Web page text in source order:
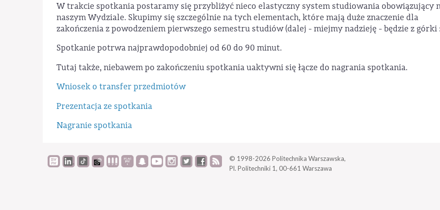
W trakcie spotkania postaramy się przybliżyć nieco elastyczny system studiowania obowiązujący
naszym Wydziale. Skupimy się szczególnie na tych elementach, które mają duże znaczenie dla
zakończenia z powodzeniem pierwszego semestru studiów (dalej - miejmy nadzieję - będzie z górki
Spotkanie potrwa najprawdopodobniej od 60 do 90 minut.
Tutaj także, niebawem po zakończeniu spotkania uaktywni się łącze do nagrania spotkania.
Wniosek o transfer przedmiotów
Prezentacja ze spotkania
Nagranie spotkania
© 1998-2026 Politechnika Warszawska,
Pl. Politechniki 1, 00-661 Warszawa